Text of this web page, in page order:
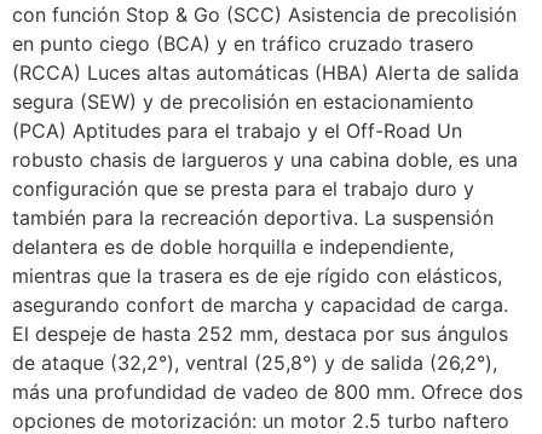
con función Stop & Go (SCC) Asistencia de precolisión
en punto ciego (BCA) y en tráfico cruzado trasero
(RCCA) Luces altas automáticas (HBA) Alerta de salida
segura (SEW) y de precolisión en estacionamiento
(PCA) Aptitudes para el trabajo y el Off-Road Un
robusto chasis de largueros y una cabina doble, es una
configuración que se presta para el trabajo duro y
también para la recreación deportiva. La suspensión
delantera es de doble horquilla e independiente,
mientras que la trasera es de eje rígido con elásticos,
asegurando confort de marcha y capacidad de carga.
El despeje de hasta 252 mm, destaca por sus ángulos
de ataque (32,2°), ventral (25,8°) y de salida (26,2°),
más una profundidad de vadeo de 800 mm. Ofrece dos
opciones de motorización: un motor 2.5 turbo naftero